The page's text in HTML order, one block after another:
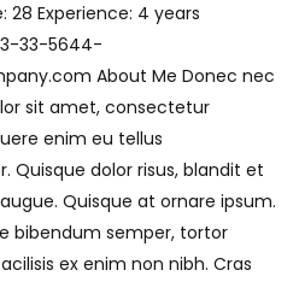
28 Experience: 4 years
33-5644-
About Me Donec nec
sit amet, consectetur
enim eu tellus
dolor risus, blandit et
Quisque at ornare ipsum.
bibendum semper, tortor
ex enim non nibh. Cras